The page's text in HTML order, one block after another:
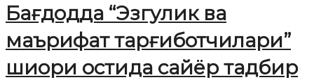
Бағдодда “Эзгулик ва
маърифат тарғиботчилари”
шиори остида сайёр тадбир